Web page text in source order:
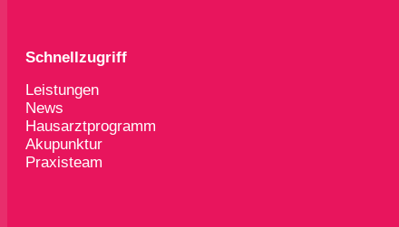
Schnellzugriff
Leistungen
News
Hausarztprogramm
Akupunktur
Praxisteam